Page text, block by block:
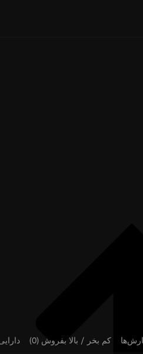
کم بخر / بالا بفروش (0)